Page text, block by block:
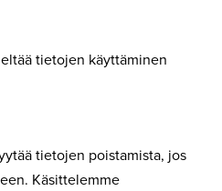
tietojen käyttäminen
tietojen poistamista, jos
Käsittelemme